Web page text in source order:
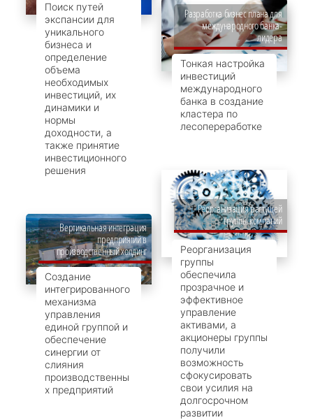
Поиск путей
экспансии для
уникального
бизнеса и
определение
объема
необходимых
инвестиций, их
динамики и
нормы
доходности, а
также принятие
инвестиционного
решения
Разработка бизнес плана для
международного банка-
лидера
Тонкая настройка
инвестиций
международного
банка в создание
кластера по
лесопереработке
Реорганизация растущей
группы компаний
Реорганизация
группы
обеспечила
прозрачное и
эффективное
управление
активами, а
акционеры группы
получили
возможность
сфокусировать
свои усилия на
долгосрочном
развитии
Вертикальная интеграция
предприятий в
производственный холдинг
Создание
интегрированного
механизма
управления
единой группой и
обеспечение
синергии от
слияния
производственны
х предприятий